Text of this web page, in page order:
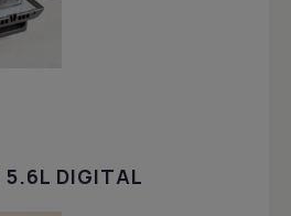
5.6L DIGITAL